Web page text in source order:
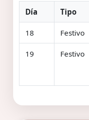
Día Tipo
18 Festivo
19 Festivo